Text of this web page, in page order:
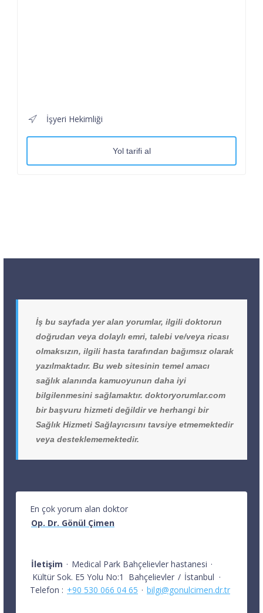
İşyeri Hekimliği
Yol tarifi al
İş bu sayfada yer alan yorumlar, ilgili doktorun
doğrudan veya dolaylı emri, talebi ve/veya ricası
olmaksızın, ilgili hasta tarafından bağımsız olarak
yazılmaktadır. Bu web sitesinin temel amacı
sağlık alanında kamuoyunun daha iyi
bilgilenmesini sağlamaktır. doktoryorumlar.com
bir başvuru hizmeti değildir ve herhangi bir
Sağlık Hizmeti Sağlayıcısını tavsiye etmemektedir
veya desteklememektedir.
En çok yorum alan doktor
Op. Dr. Gönül Çimen
İletişim · Medical Park Bahçelievler hastanesi ·
Kültür Sok. E5 Yolu No:1
Bahçelievler / İstanbul ·
Telefon : +90 530 066 04 65 · bilgi@gonulcimen.dr.tr